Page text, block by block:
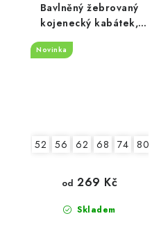
Bavlněný žebrovaný
kojenecký kabátek,
Méďa s růžovou
Novinka
52 56 62 68 74 80
Skladem
od 269 Kč